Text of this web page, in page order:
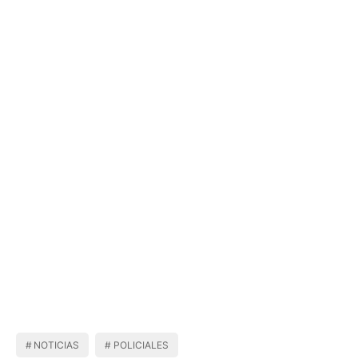
NOTICIAS POLICIALES